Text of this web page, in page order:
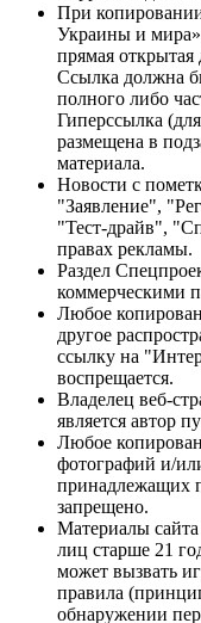
При
Украины и
прямая открытая
Ссылка должна
полного либо
Гиперссылка
размещена в
материала.
Новости с
"Заявление",
"Тест-драйв",
правах рекламы.
Раздел
коммерческими
Любое
другое
ссылку на
воспрещается.
Владелец веб-
является автор
Любое
фотографий и/
принадлежащих
запрещено.
Материалы сайта
лиц старше 21
может вызвать
правила
обнаружении